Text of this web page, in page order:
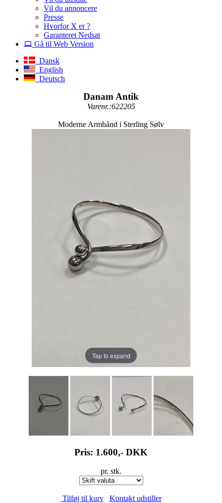
Vil du annoncere
Presse
Hvorfor X er ?
Garanteret Nedsat
Gå til Web Version
Dansk
English
Deutsch
Danam Antik
Varenr.:622205
Moderne Armbånd i Sterling Sølv
Tap to expand
Pris: 1.600,- DKK
pr. stk.
Tilføj til kurv Kontakt udstiller